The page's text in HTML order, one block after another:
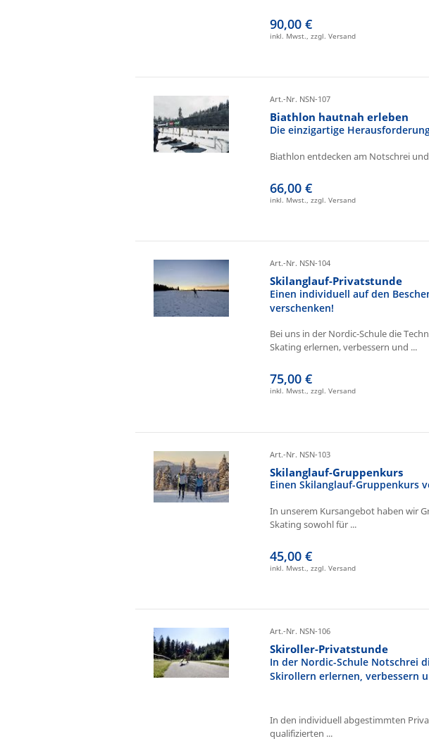
90,00 €
inkl. Mwst., zzgl. Versand
Art.-Nr. NSN-107
Biathlon hautnah erleben
Die einzigartige
Biathlon entdecken am Notschrei
66,00 €
inkl. Mwst., zzgl. Versand
Art.-Nr. NSN-104
Skilanglauf-Privatstunde
Einen individuell auf den
verschenken!
Bei uns in der Nordic-Schule die
Skating erlernen, verbessern und ...
75,00 €
inkl. Mwst., zzgl. Versand
Art.-Nr. NSN-103
Skilanglauf-Gruppenkurs
Einen Skilanglauf-Gruppenkurs
In unserem Kursangebot haben wir
Skating sowohl für ...
45,00 €
inkl. Mwst., zzgl. Versand
Art.-Nr. NSN-106
Skiroller-Privatstunde
In der Nordic-Schule Notschrei
Skirollern erlernen, verbessern
In den individuell abgestimmten
qualifizierten ...